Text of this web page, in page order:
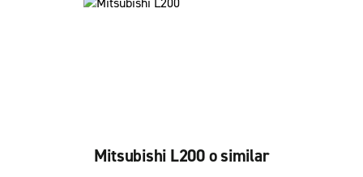
Mitsubishi L200 o similar